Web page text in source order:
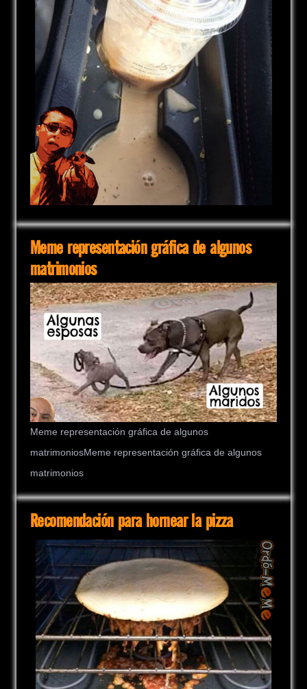
Meme representación gráfica de algunos
matrimonios
Meme representación gráfica de algunos
matrimoniosMeme representación gráfica de algunos
matrimonios
Recomendación para hornear la pizza